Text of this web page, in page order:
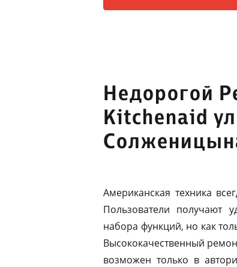
Недорогой
Kitchenaid
Американская техника
Пользователи получают
набора функций, но как
Высококачественный
возможен только в